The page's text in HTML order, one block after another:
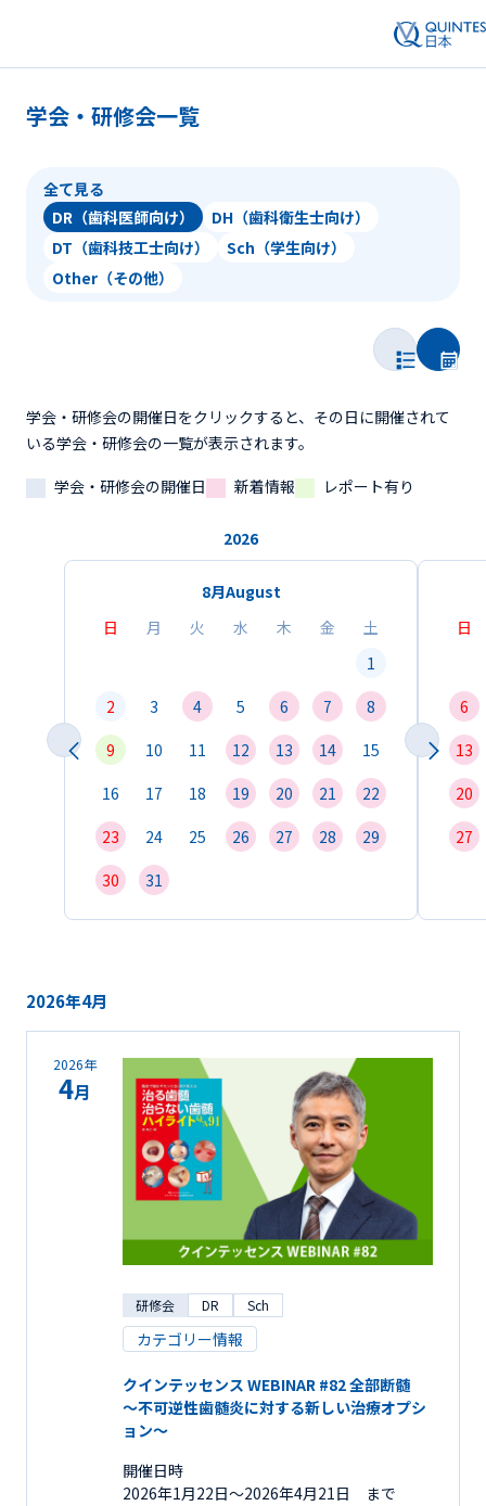
学会・研修会一覧
全て見る
DR（歯科医師向け）
DH（歯科衛生士向け）
DT（歯科技工士向け）
Sch（学生向け）
Other（その他）
学会・研修会の開催日をクリックすると、その日に開催されて
いる学会・研修会の一覧が表示されます。
学会・研修会の開催日
新着情報 レポート有り
2026
8月August
日
月 火 水 木 金
土
1
2
3 4 5 6 7
8
9
10 11 12 13 14
15
16
17 18 19 20 21
22
23
24 25 26 27 28
29
30
31
日
6
13
20
27
2026年4月
2026年
4月
研修会 DR Sch
カテゴリー情報
クインテッセンス WEBINAR #82 全部断髄
～不可逆性歯髄炎に対する新しい治療オプシ
ョン～
開催日時
2026年1月22日〜2026年4月21日 まで